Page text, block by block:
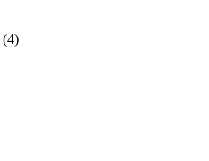
(4)